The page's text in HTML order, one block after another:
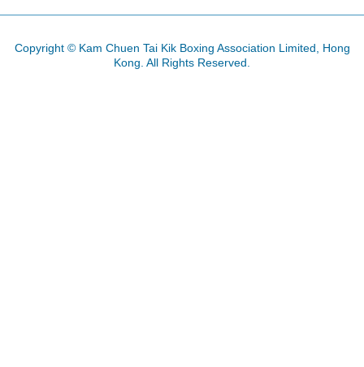
Copyright © Kam Chuen Tai Kik Boxing Association Limited, Hong
Kong. All Rights Reserved.